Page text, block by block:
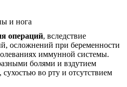
операций, вследствие
осложнений при беременности
иммунной системы.
болями и вздутием
во рту и отсутствием